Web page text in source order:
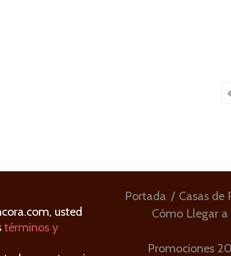
Portada Casas de
Cómo Llegar
Promociones
usted
términos y